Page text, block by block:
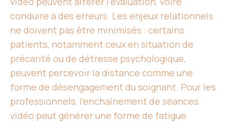
conduire à des erreurs. Les enjeux relationnels
ne doivent pas être minimisés : certains
patients, notamment ceux en situation de
précarité ou de détresse psychologique,
peuvent percevoir la distance comme une
forme de désengagement du soignant. Pour les
professionnels, l’enchaînement de séances
vidéo peut générer une forme de fatigue